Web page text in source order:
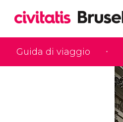
Guida di viaggio